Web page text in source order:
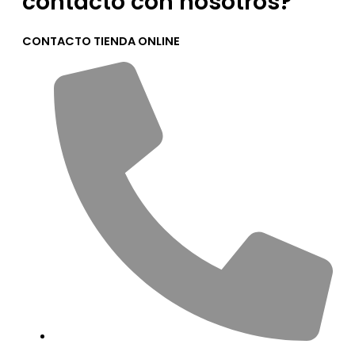
CONTACTO TIENDA ONLINE